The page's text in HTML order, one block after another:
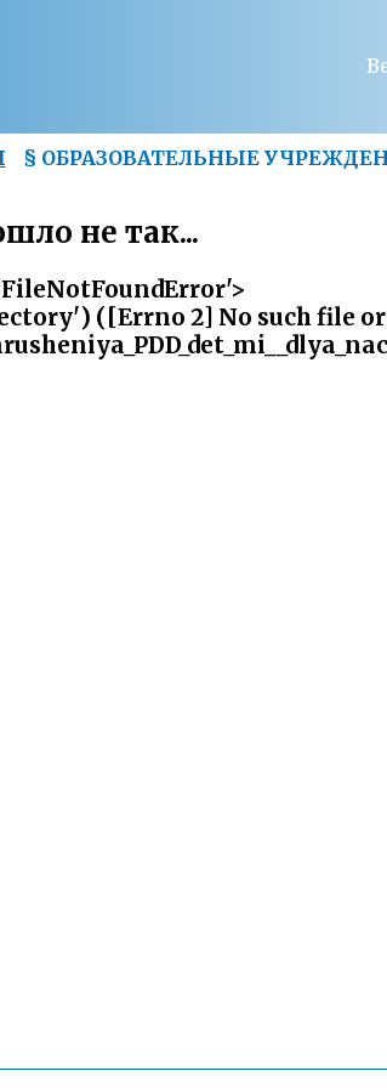
§ ОБРАЗОВАТЕЛЬНЫЕ
не так...
([Errno 2] No such file